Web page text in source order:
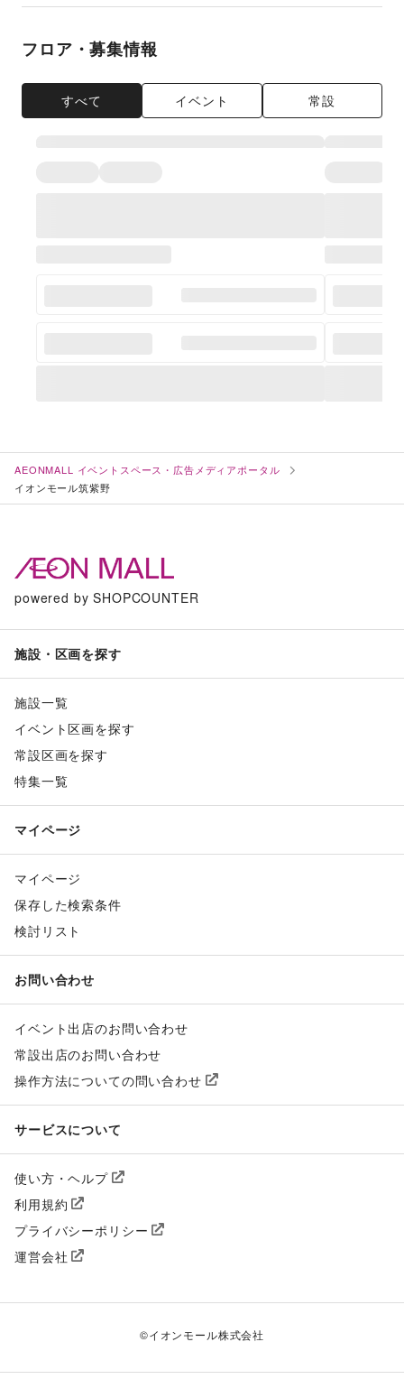
フロア・募集情報
すべて イベント 常設
AEONMALL イベントスペース・広告メディアポータル
イオンモール筑紫野
powered by SHOPCOUNTER
施設・区画を探す
施設一覧
イベント区画を探す
常設区画を探す
特集一覧
マイページ
マイページ
保存した検索条件
検討リスト
お問い合わせ
イベント出店のお問い合わせ
常設出店のお問い合わせ
操作方法についての問い合わせ
サービスについて
使い方・ヘルプ
利用規約
プライバシーポリシー
運営会社
©イオンモール株式会社